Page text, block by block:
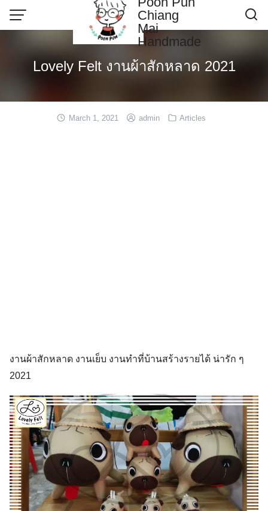
Chiang
Mai
Handmade
Poonpun Thai Clay
Sample Page
Lovely Felt งานผ้าสักหลาด 2021
March 1, 2021 admin Articles
งานผ้าสักหลาด งานเย็บ งานทำที่บ้านสร้างรายได้ น่ารัก ๆ
2021